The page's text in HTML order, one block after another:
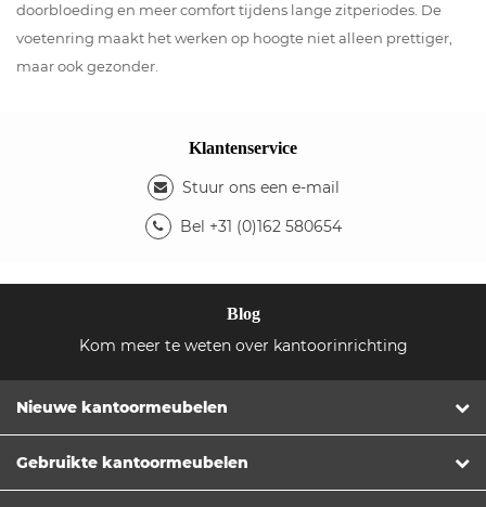
doorbloeding en meer comfort tijdens lange zitperiodes. De
voetenring maakt het werken op hoogte niet alleen prettiger,
maar ook gezonder.
Klantenservice
Stuur ons een e-mail
Bel +31 (0)162 580654
Blog
Kom meer te weten over kantoorinrichting
Nieuwe kantoormeubelen
Gebruikte kantoormeubelen